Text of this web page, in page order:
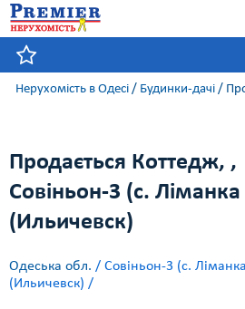
Нерухомість в Одесі / Будинки-дачі /
Продається Коттедж, ,
Совіньон-3 (с. Ліманка
(Ильичевск)
Одеська обл. / Совіньон-3 (с. Ліманка
(Ильичевск) /